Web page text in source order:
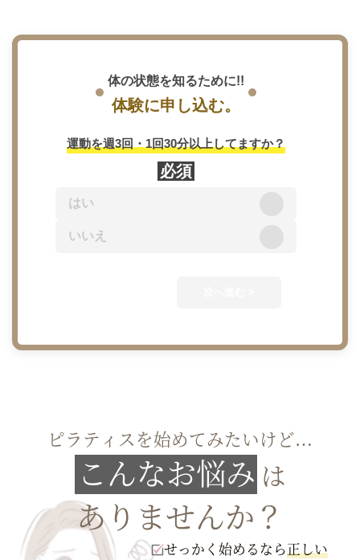
体の状態を知るために!!
体験に申し込む。
運動を週3回・1回30分以上してますか？
必須
はい
いいえ
ピラティスを始めてみたいけど…
こんなお悩み は
ありませんか？
せっかく始めるなら正しい